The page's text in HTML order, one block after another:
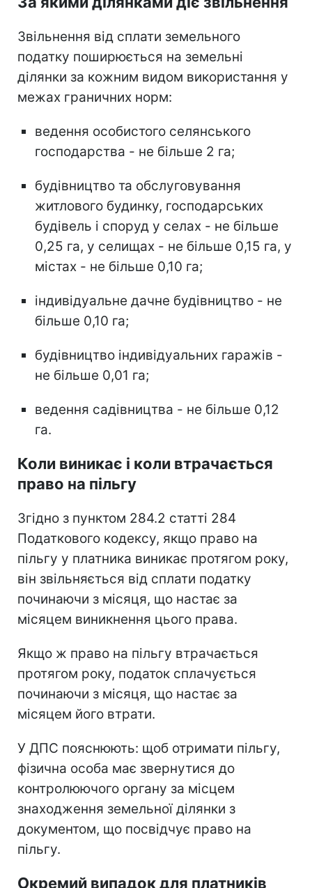
Звільнення від сплати земельного
податку поширюється на земельні
ділянки за кожним видом використання у
межах граничних норм:
ведення особистого селянського
господарства - не більше 2 га;
будівництво та обслуговування
житлового будинку, господарських
будівель і споруд у селах - не більше
0,25 га, у селищах - не більше 0,15 га, у
містах - не більше 0,10 га;
індивідуальне дачне будівництво - не
більше 0,10 га;
будівництво індивідуальних гаражів -
не більше 0,01 га;
ведення садівництва - не більше 0,12
га.
Коли виникає і коли втрачається
право на пільгу
Згідно з пунктом 284.2 статті 284
Податкового кодексу, якщо право на
пільгу у платника виникає протягом року,
він звільняється від сплати податку
починаючи з місяця, що настає за
місяцем виникнення цього права.
Якщо ж право на пільгу втрачається
протягом року, податок сплачується
починаючи з місяця, що настає за
місяцем його втрати.
У ДПС пояснюють: щоб отримати пільгу,
фізична особа має звернутися до
контролюючого органу за місцем
знаходження земельної ділянки з
документом, що посвідчує право на
пільгу.
Окремий випадок для платників